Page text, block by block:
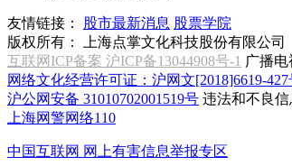
友情链接： 股市最新消息 股票学院
版权所有：
上海点掌文化科技股份有限公司
互联网ICP备案 沪ICP备13044908号-1 广播
网络文化经营许可证：沪网文[2018]6619-427
沪公网安备 31010702001519号 违法和不良信
上海网警网络110
中国互联网 网上有害信息举报专区